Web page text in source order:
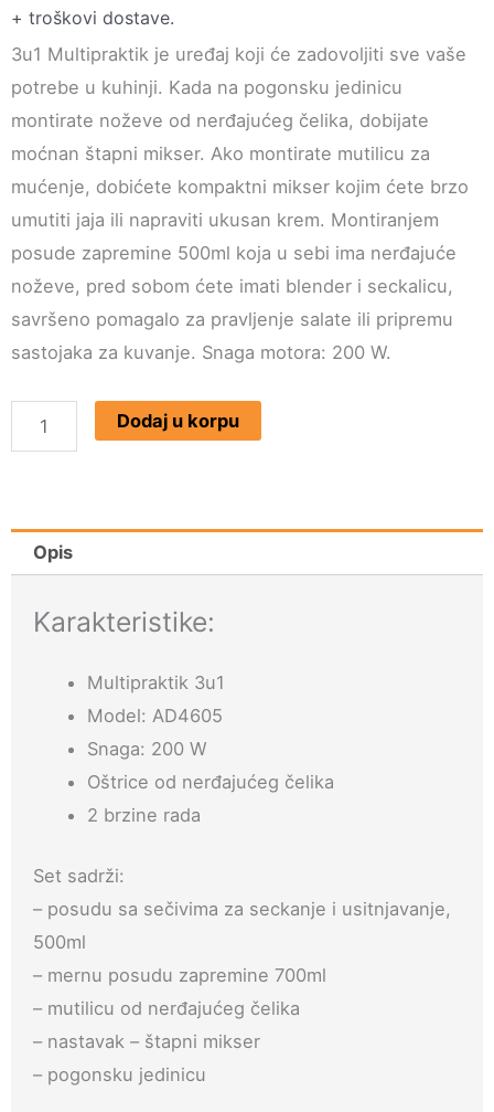
+ troškovi dostave.
3u1 Multipraktik je uređaj koji će zadovoljiti sve vaše
potrebe u kuhinji. Kada na pogonsku jedinicu
montirate noževe od nerđajućeg čelika, dobijate
moćnan štapni mikser. Ako montirate mutilicu za
mućenje, dobićete kompaktni mikser kojim ćete brzo
umutiti jaja ili napraviti ukusan krem. Montiranjem
posude zapremine 500ml koja u sebi ima nerđajuće
noževe, pred sobom ćete imati blender i seckalicu,
savršeno pomagalo za pravljenje salate ili pripremu
sastojaka za kuvanje. Snaga motora: 200 W.
ADLER
Multipraktik
količina
Dodaj u korpu
Opis
Karakteristike:
Multipraktik 3u1
Model: AD4605
Snaga: 200 W
Oštrice od nerđajućeg čelika
2 brzine rada
Set sadrži:
– posudu sa sečivima za seckanje i usitnjavanje,
500ml
– mernu posudu zapremine 700ml
– mutilicu od nerđajućeg čelika
– nastavak – štapni mikser
– pogonsku jedinicu